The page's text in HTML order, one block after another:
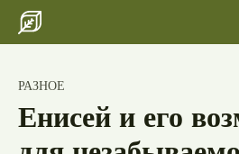
"Лучшие сувениры из Анапы и
стоит привезти с
побережья"
Шатер для свадьбы и
РАЗНОЕ
Енисей и его